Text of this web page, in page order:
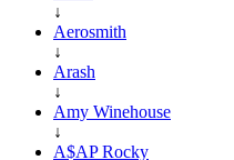
↓
Aerosmith
↓
Arash
↓
Amy Winehouse
↓
A$AP Rocky